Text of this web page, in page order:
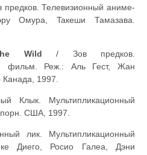
предков. Телевизионный аниме-
Омура, Taкеши Тамазава.
Wild / Зов предков.
фильм. Реж.: Аль Гест, Жан
1997.
Клык. Мультипликационный
США, 1997.
лик. Мультипликационный
Диего, Росио Галеа, Дэни